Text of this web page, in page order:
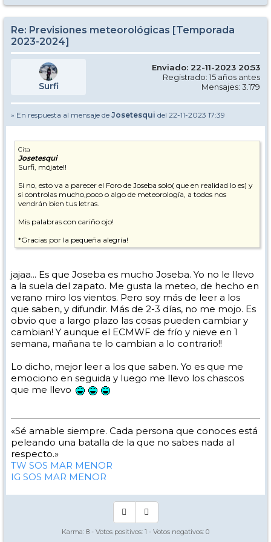
Re: Previsiones meteorológicas [Temporada
2023-2024]
Surfi
Enviado: 22-11-2023 20:53
Registrado: 15 años antes
Mensajes: 3.179
» En respuesta al mensaje de Josetesqui del 22-11-2023 17:39
Cita
Josetesqui
Surfi, mójate!!
Si no, esto va a parecer el Foro de Joseba solo( que en realidad lo es) y
si controlas mucho,poco o algo de meteorología, a todos nos
vendrán bien tus letras.
Mis palabras con cariño ojo!
*Gracias por la pequeña alegría!
jajaa... Es que Joseba es mucho Joseba. Yo no le llevo
a la suela del zapato. Me gusta la meteo, de hecho en
verano miro los vientos. Pero soy más de leer a los
que saben, y difundir. Más de 2-3 días, no me mojo. Es
obvio que a largo plazo las cosas pueden cambiar y
cambian! Y aunque el ECMWF de frío y nieve en 1
semana, mañana te lo cambian a lo contrario!!
Lo dicho, mejor leer a los que saben. Yo es que me
emociono en seguida y luego me llevo los chascos
que me llevo
«Sé amable siempre. Cada persona que conoces está
peleando una batalla de la que no sabes nada al
respecto.»
TW SOS MAR MENOR
IG SOS MAR MENOR
Karma: 8 - Votos positivos: 1 - Votos negativos: 0